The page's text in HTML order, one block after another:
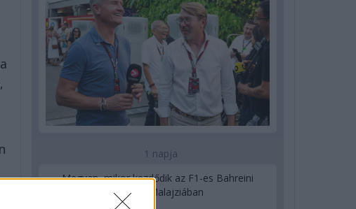
1 napja
Megvan, mikor kezdődik az F1-es Bahreini
Nagydíj Malajziában